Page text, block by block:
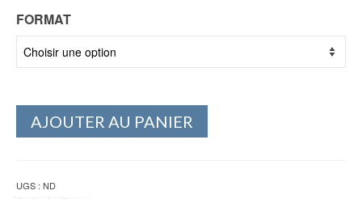
FORMAT
AJOUTER AU PANIER
UGS : ND